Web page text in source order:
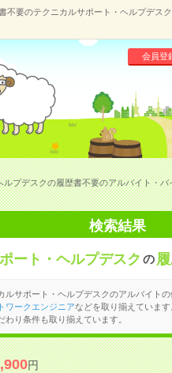
不要のテクニカルサポート・ヘルプデス
会員登
プデスクの履歴書不要のアルバイト・バ
検索結果
ート・ヘルプデスク の
サポート・ヘルプデスクのアルバイトの
ワークエンジニアなどを取り揃えています
わり条件も取り揃えています。
円